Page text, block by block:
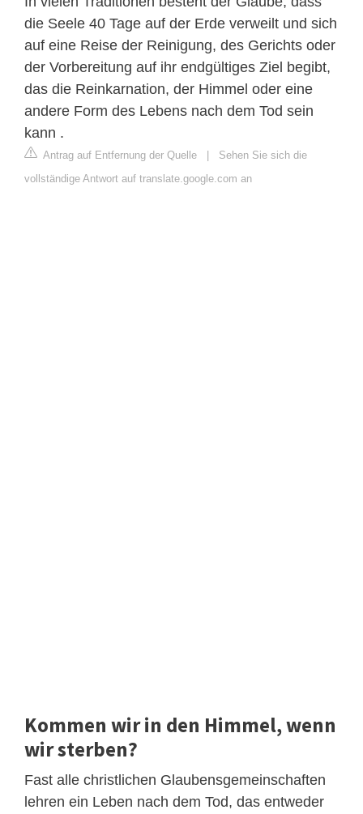
die Seele 40 Tage auf der Erde verweilt und sich
auf eine Reise der Reinigung, des Gerichts oder
der Vorbereitung auf ihr endgültiges Ziel begibt,
das die Reinkarnation, der Himmel oder eine
andere Form des Lebens nach dem Tod sein
kann .
Antrag auf Entfernung der Quelle | Sehen Sie sich die
vollständige Antwort auf translate.google.com an
Kommen wir in den Himmel, wenn
wir sterben?
Fast alle christlichen Glaubensgemeinschaften
lehren ein Leben nach dem Tod, das entweder